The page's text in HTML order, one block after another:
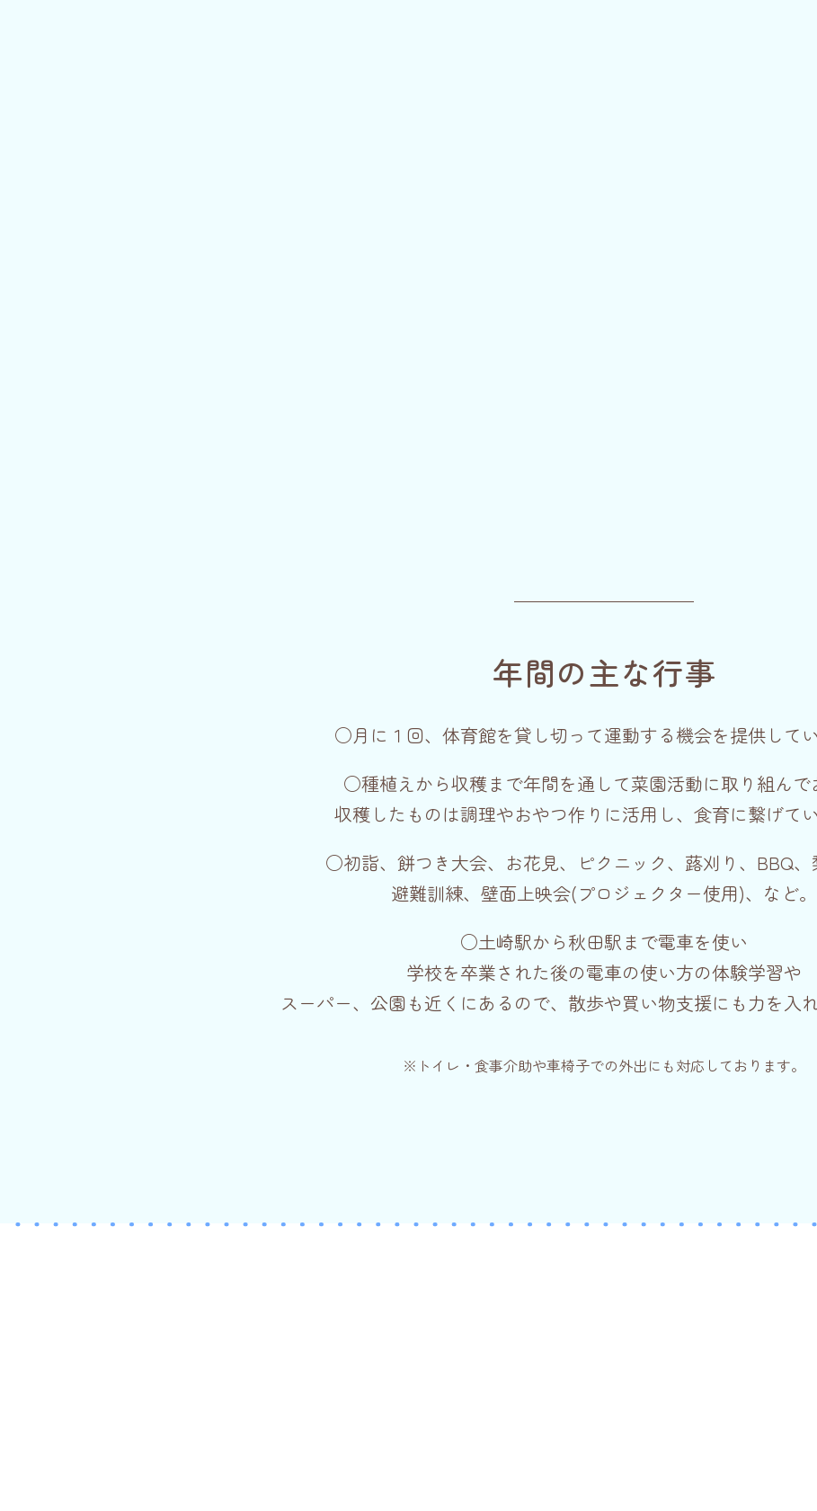
年間の主な行事
○月に１回、体育館を貸し切って運動する機会を提供してい
○種植えから収穫まで年間を通して菜園活動に取り組んで
収穫したものは調理やおやつ作りに活用し、食育に繋げてい
○初詣、餅つき大会、お花見、ピクニック、蕗刈り、BBQ、
避難訓練、壁面上映会(プロジェクター使用)、など。
○土崎駅から秋田駅まで電車を使い
学校を卒業された後の電車の使い方の体験学習や
スーパー、公園も近くにあるので、散歩や買い物支援にも力を入
※トイレ・食事介助や車椅子での外出にも対応しております。